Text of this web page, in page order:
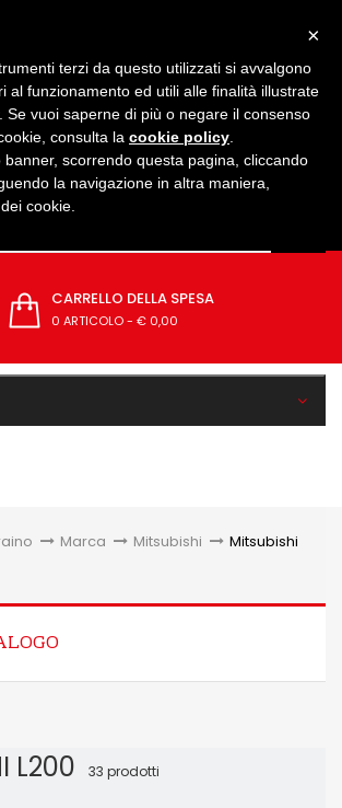
CARRELLO DELLA SPESA
0 ARTICOLO- € 0,00
> Marca > Mitsubishi > Mitsubishi
L200 33 prodotti
×
terzi da questo utilizzati si avvalgono
al funzionamento ed utili alle finalità illustrate
Se vuoi saperne di più o negare il consenso
consulta la cookie policy
scorrendo questa pagina, cliccando
la navigazione in altra maniera,
cookie.